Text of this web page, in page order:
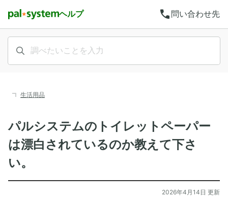
ヘルプ call 問い合わせ先
生活用品
パルシステムのトイレットペーパー
は漂白されているのか教えて下さ
い。
2026年4月14日 更新